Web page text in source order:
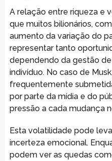
A relação entre riqueza e
que muitos bilionários,
aumento da variação do
representar tanto
dependendo da gestão
indivíduo. No caso de
frequentemente
por parte da mídia e do
pressão a cada mudança
Esta volatilidade pode
incerteza emocional.
podem ver as quedas